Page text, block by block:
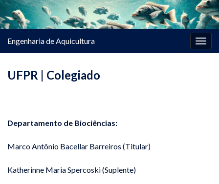
Engenharia de Aquicultura
UFPR | Colegiado
Departamento de Biociências:
Marco Antônio Bacellar Barreiros (Titular)
Katherinne Maria Spercoski (Suplente)